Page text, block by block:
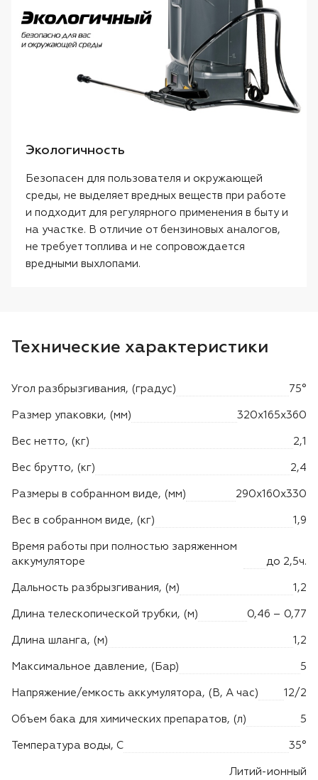
Экологичность
Безопасен для пользователя и окружающей
среды, не выделяет вредных веществ при работе
и подходит для регулярного применения в быту и
на участке. В отличие от бензиновых аналогов,
не требует топлива и не сопровождается
вредными выхлопами.
Технические характеристики
Угол разбрызгивания, (градус) 75°
Размер упаковки, (мм) 320х165х360
Вес нетто, (кг) 2,1
Вес брутто, (кг) 2,4
Размеры в собранном виде, (мм) 290х160х330
Вес в собранном виде, (кг) 1,9
Время работы при полностью заряженном
аккумуляторе
до 2,5ч.
Дальность разбрызгивания, (м) 1,2
Длина телескопической трубки, (м) 0,46 – 0,77
Длина шланга, (м) 1,2
Максимальное давление, (Бар) 5
Напряжение/емкость аккумулятора, (В, А час) 12/2
Объем бака для химических препаратов, (л) 5
Температура воды, C 35°
Литий-ионный